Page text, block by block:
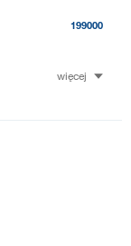
199000
więcej